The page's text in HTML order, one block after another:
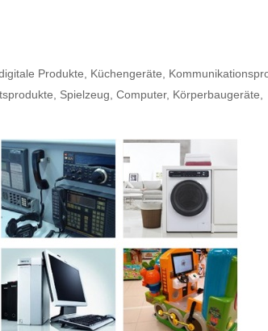
Produkte, Küchengeräte,
Spielzeug, Computer, Körperbaugeräte,